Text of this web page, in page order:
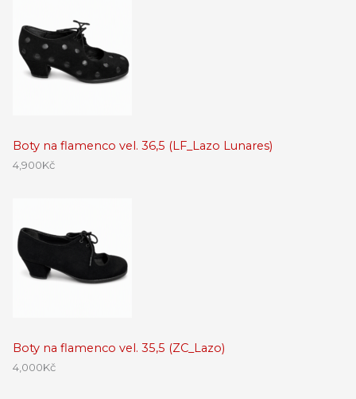
Boty na flamenco vel. 36,5 (LF_Lazo Lunares)
4,900Kč
Boty na flamenco vel. 35,5 (ZC_Lazo)
4,000Kč